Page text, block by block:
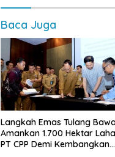
Baca Juga
Langkah Emas Tulang
Amankan 1.700 Hektar
PT CPP Demi Kembangkan